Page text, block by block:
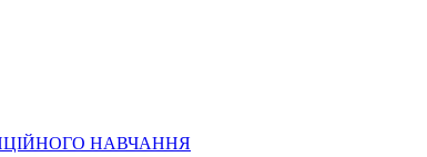
НАВЧАННЯ